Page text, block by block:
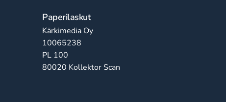
Paperilaskut
Kärkimedia Oy
10065238
PL 100
80020 Kollektor Scan